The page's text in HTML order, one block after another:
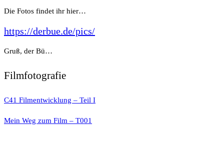
Die Fotos findet ihr hier…
https://derbue.de/pics/
Gruß, der Bü…
Filmfotografie
C41 Filmentwicklung – Teil I
Mein Weg zum Film – T001